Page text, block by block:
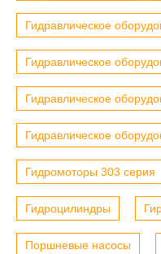
Гидравлическое
Гидравлическое
Гидравлическое
Гидравлическое
Гидромоторы 303 серия
Гидроцилиндры
Поршневые насосы